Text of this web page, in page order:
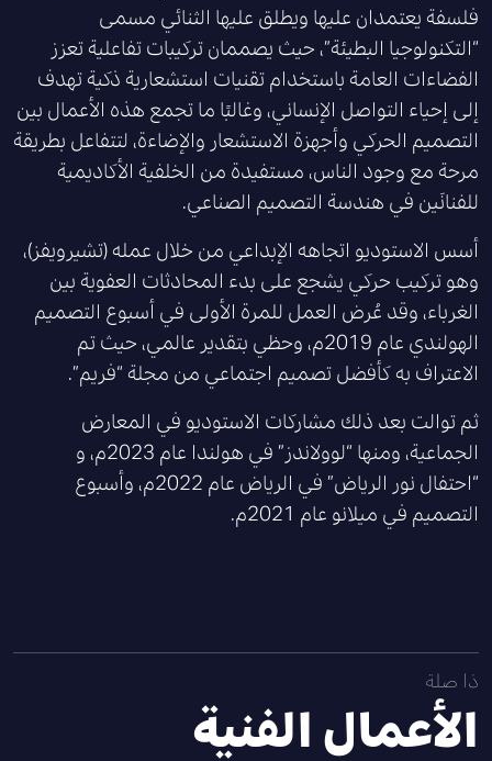
فلسفة يعتمدان عليها ويطلق عليها الثنائي مسمى
“التكنولوجيا البطيئة”، حيث يصممان تركيبات تفاعلية تعزز
الفضاءات العامة باستخدام تقنيات استشعارية ذكية تهدف
إلى إحياء التواصل الإنساني، وغالبًا ما تجمع هذه الأعمال بين
التصميم الحركي وأجهزة الاستشعار والإضاءة، لتتفاعل بطريقة
مرحة مع وجود الناس، مستفيدة من الخلفية الأكاديمية
للفنانَين في هندسة التصميم الصناعي.
أسس الاستوديو اتجاهه الإبداعي من خلال عمله (تشيرويفز)،
وهو تركيب حركي يشجع على بدء المحادثات العفوية بين
الغرباء، وقد عُرض العمل للمرة الأولى في أسبوع التصميم
الهولندي عام 2019م، وحظي بتقدير عالمي، حيث تم
الاعتراف به كأفضل تصميم اجتماعي من مجلة “فريم”.
ثم توالت بعد ذلك مشاركات الاستوديو في المعارض
الجماعية، ومنها “لوولاندز” في هولندا عام 2023م، و
“احتفال نور الرياض” في الرياض عام 2022م، وأسبوع
التصميم في ميلانو عام 2021م.
ذا صلة
الأعمال الفنية